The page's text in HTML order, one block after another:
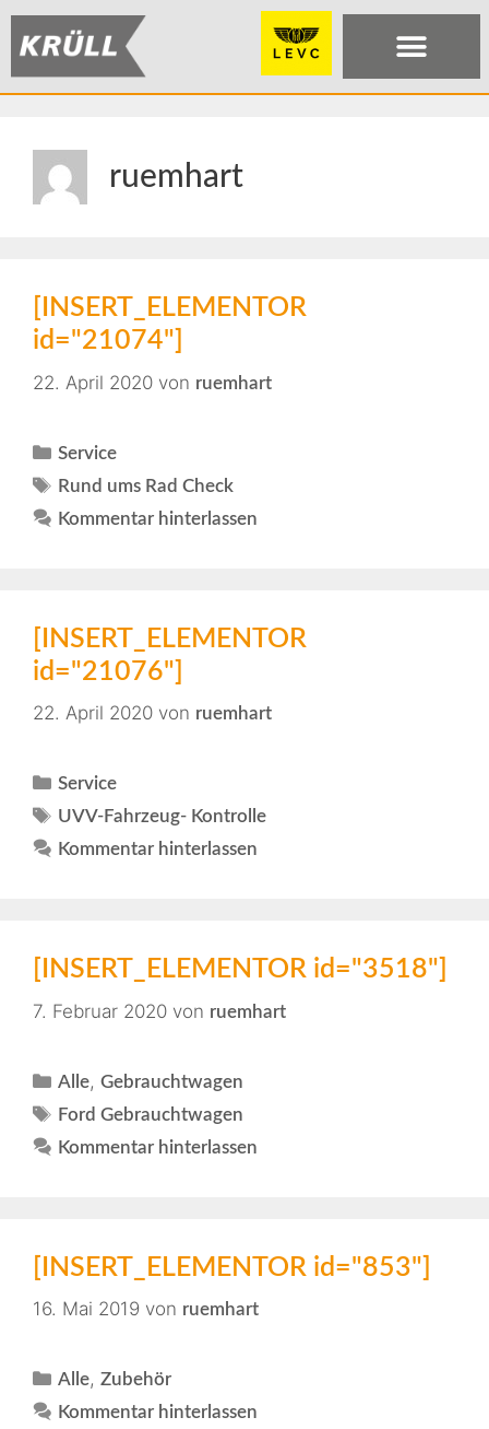
ruemhart
[INSERT_ELEMENTOR
id="21074"]
22. April 2020 von ruemhart
Service
Rund ums Rad Check
Kommentar hinterlassen
[INSERT_ELEMENTOR
id="21076"]
22. April 2020 von ruemhart
Service
UVV-Fahrzeug- Kontrolle
Kommentar hinterlassen
[INSERT_ELEMENTOR id="3518"]
7. Februar 2020 von ruemhart
Alle,Gebrauchtwagen
Ford Gebrauchtwagen
Kommentar hinterlassen
[INSERT_ELEMENTOR id="853"]
16. Mai 2019 von ruemhart
Alle,Zubehör
Kommentar hinterlassen